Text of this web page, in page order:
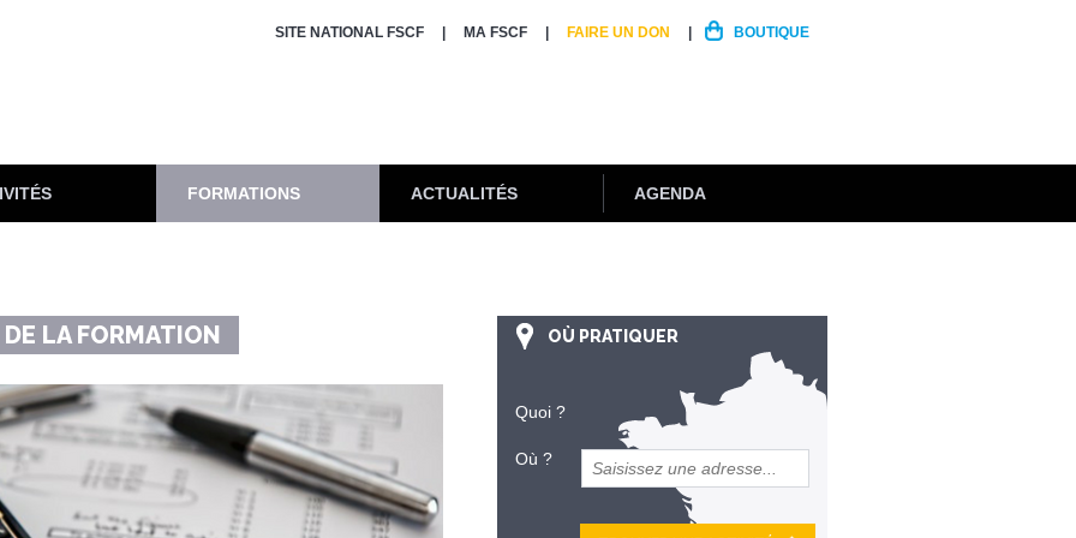
SITE NATIONAL FSCF MA FSCF FAIRE UN DON BOUTIQUE
FORMATIONS ACTUALITÉS AGENDA
LA FORMATION OÙ PRATIQUER
Quoi ?
Où ?
et